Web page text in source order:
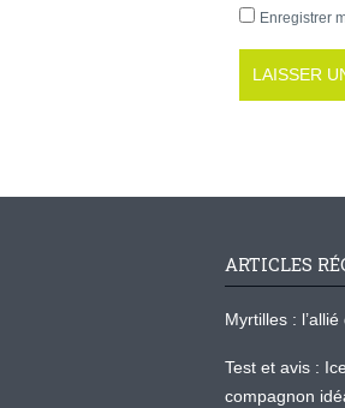
Enregistrer
ARTICLES
Myrtilles :
Test et avis :
compagnon